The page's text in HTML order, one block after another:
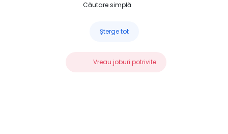
Căutare simplă
Șterge tot
Vreau joburi potrivite